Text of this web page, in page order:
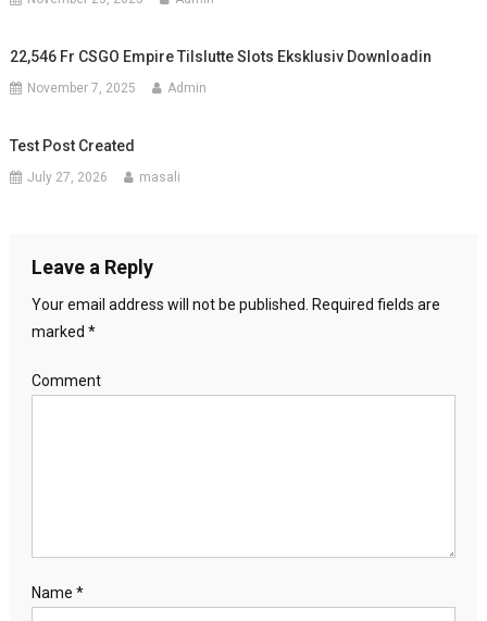
22,546 Fr CSGO Empire Tilslutte Slots Eksklusiv Downloadin
November 7, 2025 Admin
Test Post Created
July 27, 2026 masali
Leave a Reply
Your email address will not be published.
Required fields are
marked *
Comment
Name *